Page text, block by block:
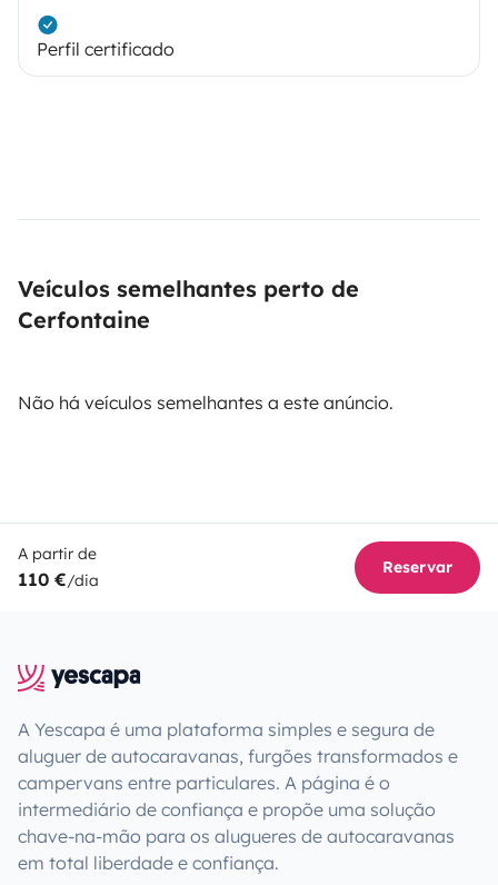
Perfil certificado
Veículos semelhantes perto de
Cerfontaine
Não há veículos semelhantes a este anúncio.
A partir de
110 €/dia
Reservar
A Yescapa é uma plataforma simples e segura de
aluguer de autocaravanas, furgões transformados e
campervans entre particulares. A página é o
intermediário de confiança e propõe uma solução
chave-na-mão para os alugueres de autocaravanas
em total liberdade e confiança.